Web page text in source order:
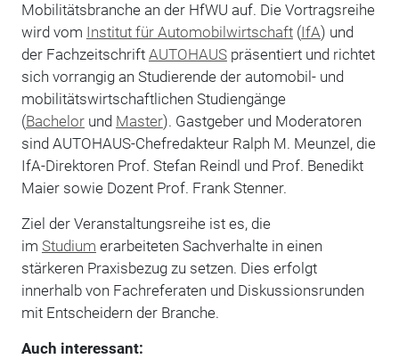
Mobilitätsbranche an der HfWU auf. Die Vortragsreihe
wird vom Institut für Automobilwirtschaft (IfA) und
der Fachzeitschrift AUTOHAUS präsentiert und richtet
sich vorrangig an Studierende der automobil- und
mobilitätswirtschaftlichen Studiengänge
(Bachelor und Master). Gastgeber und Moderatoren
sind AUTOHAUS-Chefredakteur Ralph M. Meunzel, die
IfA-Direktoren Prof. Stefan Reindl und Prof. Benedikt
Maier sowie Dozent Prof. Frank Stenner.
Ziel der Veranstaltungsreihe ist es, die
im Studium erarbeiteten Sachverhalte in einen
stärkeren Praxisbezug zu setzen. Dies erfolgt
innerhalb von Fachreferaten und Diskussionsrunden
mit Entscheidern der Branche.
Auch interessant: